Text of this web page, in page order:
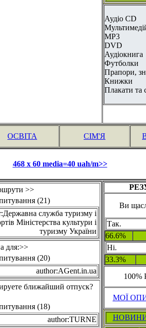
Аудіо CD
MP3
DVD
Аудіокнига
Футболки
Прапори,
Книжки
Плакати та
ОСВІТА СІМ'Я
468 x 60 media=40 uah/m>>
>>
(21)
служба туризму і
Міністерства культури і
туризму України
для:>>
(20)
author:AGent.in.ua
ближайший отпуск?
(18)
author:TURNE
Ви
Так.
66.6%
Ні.
33.3%
МОЇ